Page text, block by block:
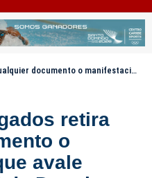
que avale permiso laboral de Donni Santana
retira
o
avale